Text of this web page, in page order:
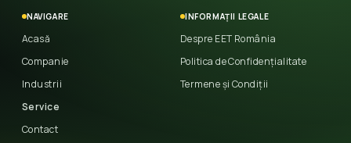
NAVIGARE
Acasă
Companie
Industrii
Service
Contact
INFORMAȚII LEGALE
Despre EET România
Politica de Confidențialitate
Termene și Condiții